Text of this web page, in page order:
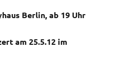
Berlin, ab 19 Uhr
am 25.5.12 im